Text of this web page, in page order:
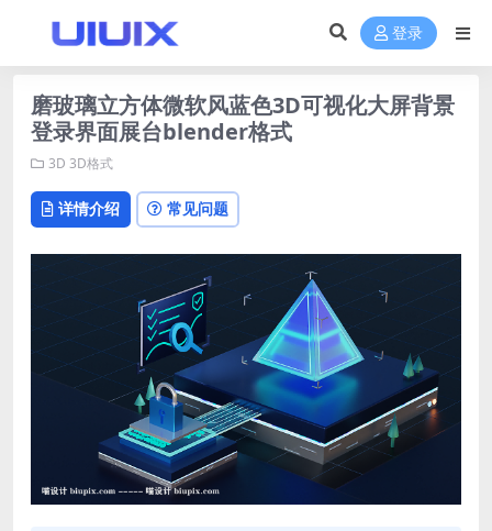
登录
磨玻璃立方体微软风蓝色3D可视化大屏背景
登录界面展台blender格式
3D 3D格式
详情介绍 常见问题